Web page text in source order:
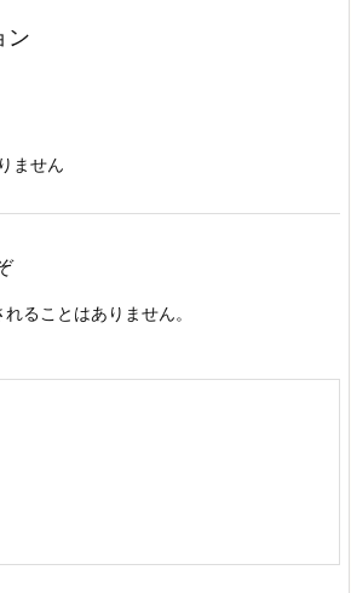
ン
ません
ることはありません。